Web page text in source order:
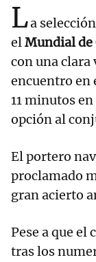
La
elMundial de
con una clara
encuentro en
11 minutos
opción al
El portero
proclamado
gran acierto
Pese a que el
tras los